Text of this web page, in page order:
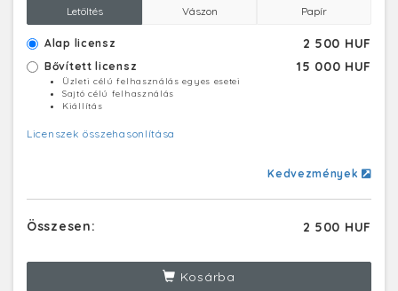
Letöltés Vászon Papír
Alap licensz 2 500 HUF
Bővített licensz 15 000 HUF
Üzleti célú felhasználás egyes esetei
Sajtó célú felhasználás
Kiállítás
Licenszek összehasonlítása
Kedvezmények
Összesen: 2 500 HUF
Kosárba